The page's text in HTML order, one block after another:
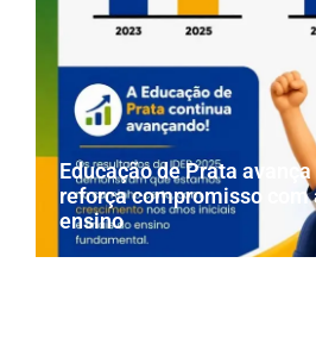
Educação de Prata avança
reforça compromisso com
ensino